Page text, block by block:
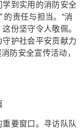
到实用的消防安全
的责任与担当。“消
份坚守令人敬佩。
护社会平安贡献力
防安全宣传活动，
要窗口。寻访队队